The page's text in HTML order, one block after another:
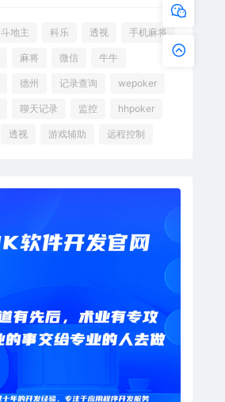
斗地主 科乐 透视 手机麻将
麻将 微信 牛牛
德州 记录查询 wepoker
聊天记录 监控 hhpoker
透视 游戏辅助 远程控制